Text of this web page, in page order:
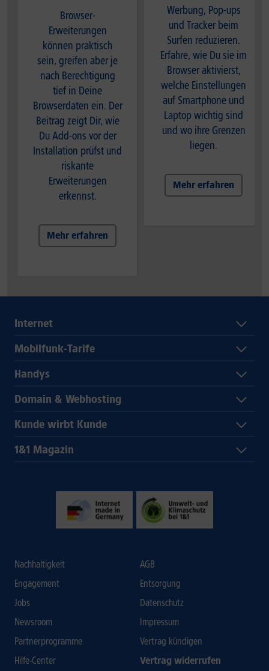
Browser-
Erweiterungen
können praktisch
sein, greifen aber je
nach Berechtigung
tief in Deine
Browserdaten ein. Der
Beitrag zeigt Dir, wie
Du Add-ons vor der
Installation prüfst und
riskante
Erweiterungen
erkennst.
Mehr erfahren
Werbung, Pop-ups
und Tracker beim
Surfen reduzieren.
Erfahre, wie Du sie im
Browser aktivierst,
welche Einstellungen
auf Smartphone und
Laptop wichtig sind
und wo ihre Grenzen
liegen.
Mehr erfahren
Internet
Mobilfunk-Tarife
Handys
Domain & Webhosting
Kunde wirbt Kunde
1&1 Magazin
Nachhaltigkeit
Engagement
Jobs
Newsroom
Partnerprogramme
Hilfe-Center
AGB
Entsorgung
Datenschutz
Impressum
Vertrag kündigen
Vertrag widerrufen